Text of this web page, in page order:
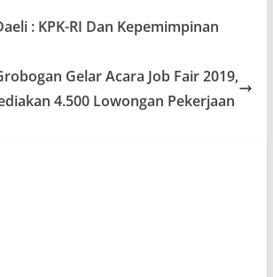
: KPK-RI Dan Kepemimpinan
Gelar Acara Job Fair 2019,
4.500 Lowongan Pekerjaan